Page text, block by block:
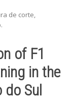
de corte,
of F1
in the
Sul